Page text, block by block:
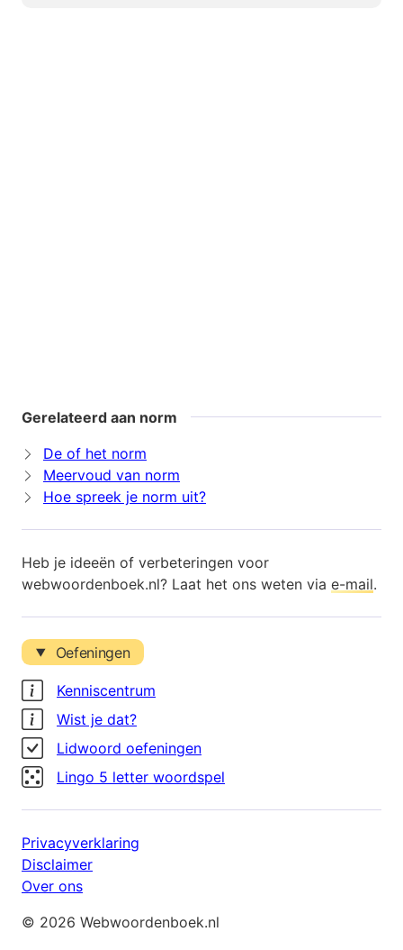
Gerelateerd aan norm
De of het norm
Meervoud van norm
Hoe spreek je norm uit?
Heb je ideeën of verbeteringen voor
webwoordenboek.nl? Laat het ons weten via e-mail.
Oefeningen
Kenniscentrum
Wist je dat?
Lidwoord oefeningen
Lingo 5 letter woordspel
Privacyverklaring
Disclaimer
Over ons
© 2026 Webwoordenboek.nl